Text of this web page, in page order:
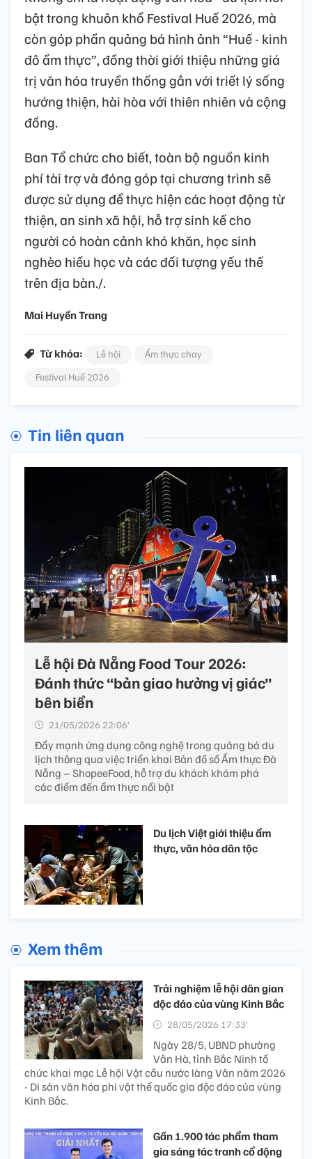
bật trong khuôn khổ Festival Huế 2026, mà
còn góp phần quảng bá hình ảnh “Huế - kinh
đô ẩm thực”, đồng thời giới thiệu những giá
trị văn hóa truyền thống gắn với triết lý sống
hướng thiện, hài hòa với thiên nhiên và cộng
đồng.
Ban Tổ chức cho biết, toàn bộ nguồn kinh
phí tài trợ và đóng góp tại chương trình sẽ
được sử dụng để thực hiện các hoạt động từ
thiện, an sinh xã hội, hỗ trợ sinh kế cho
người có hoàn cảnh khó khăn, học sinh
nghèo hiếu học và các đối tượng yếu thế
trên địa bàn./.
Mai Huyền Trang
Từ khóa: Lễ hội
Ẩm thực chay
Festival Huế 2026
Tin liên quan
Lễ hội Đà Nẵng Food Tour 2026:
Đánh thức “bản giao hưởng vị giác”
bên biển
21/05/2026 22:06’
Đẩy mạnh ứng dụng công nghệ trong quảng bá du
lịch thông qua việc triển khai Bản đồ số Ẩm thực Đà
Nẵng – ShopeeFood, hỗ trợ du khách khám phá
các điểm đến ẩm thực nổi bật
Du lịch Việt giới thiệu ẩm
thực, văn hóa dân tộc
Xem thêm
Trải nghiệm lễ hội dân gian
độc đáo của vùng Kinh Bắc
28/05/2026 17:33’
Ngày 28/5, UBND phường
Vân Hà, tỉnh Bắc Ninh tổ
chức khai mạc Lễ hội Vật cầu nước làng Vân năm 2026
- Di sản văn hóa phi vật thể quốc gia độc đáo của vùng
Kinh Bắc.
Gần 1.900 tác phẩm tham
gia sáng tác tranh cổ động